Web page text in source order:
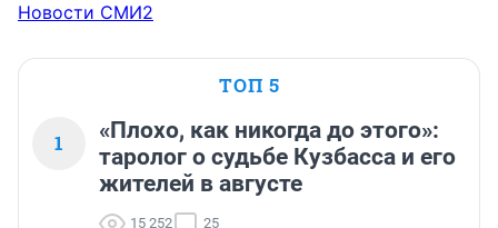
Новости СМИ2
ТОП 5
1
«Плохо, как никогда до этого»:
таролог о судьбе Кузбасса и его
жителей в августе
15 252 25